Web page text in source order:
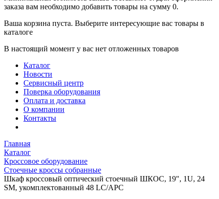
заказа вам необходимо добавить товары на сумму 0.
Ваша корзина пуста. Выберите интересующие вас товары в
каталоге
В настоящий момент у вас нет отложенных товаров
Каталог
Новости
Сервисный центр
Поверка оборудования
Оплата и доставка
О компании
Контакты
Главная
Каталог
Кроссовое оборудование
Стоечные кроссы собранные
Шкаф кроссовый оптический стоечный ШКОС, 19", 1U, 24
SM, укомплектованный 48 LC/APC